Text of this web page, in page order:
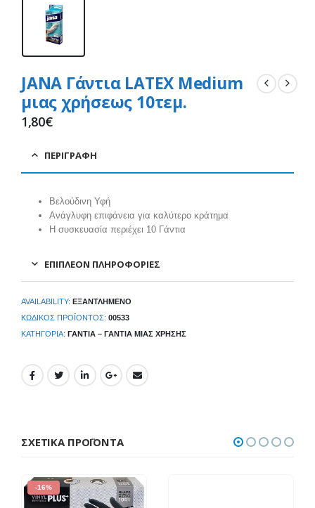
JANA Γάντια LATEX Medium
μιας χρήσεως 10τεμ.
1,80€
ΠΕΡΙΓΡΑΦΉ
Βελούδινη Υφή
Ανάγλυφη επιφάνεια για καλύτερο κράτημα
Η συσκευασία περιέχει 10 Γάντια
ΕΠΙΠΛΈΟΝ ΠΛΗΡΟΦΟΡΊΕΣ
AVAILABILITY: ΕΞΑΝΤΛΗΜΈΝΟ
ΚΩΔΙΚΌΣ ΠΡΟΪΌΝΤΟΣ: 00533
ΚΑΤΗΓΟΡΊΑ: ΓΆΝΤΙΑ – ΓΆΝΤΙΑ ΜΙΑΣ ΧΡΉΣΗΣ
ΣΧΕΤΙΚΆ ΠΡΟΪΌΝΤΑ
-16%